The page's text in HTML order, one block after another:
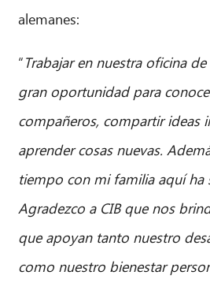
alemanes:
“Trabajar en nuestra oficina
gran oportunidad para
compañeros, compartir ideas
aprender cosas nuevas.
tiempo con mi familia aquí ha
Agradezco a CIB que nos
que apoyan tanto nuestro
como nuestro bienestar